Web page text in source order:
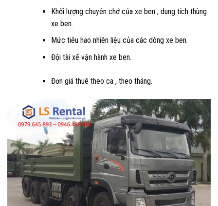
Khối lượng chuyên chở của xe ben , dung tích thùng
xe ben.
Mức tiêu hao nhiên liệu của các dòng xe ben.
Đội tài xế vận hành xe ben.
Đơn giá thuê theo ca , theo tháng.